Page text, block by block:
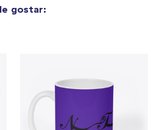
gostar: